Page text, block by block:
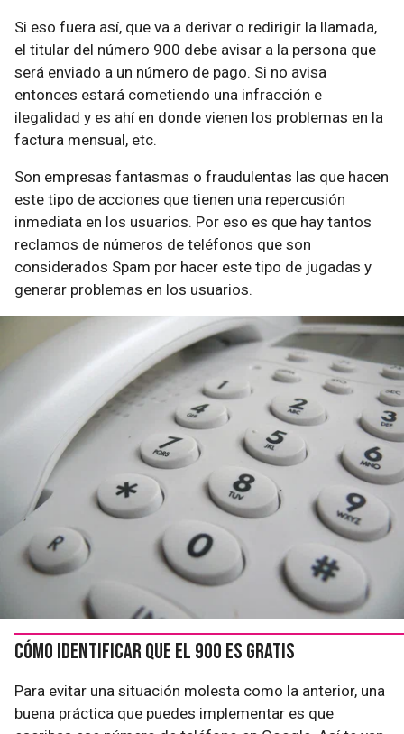
Si eso fuera así, que va a derivar o redirigir la llamada,
el titular del número 900 debe avisar a la persona que
será enviado a un número de pago. Si no avisa
entonces estará cometiendo una infracción e
ilegalidad y es ahí en donde vienen los problemas en la
factura mensual, etc.
Son empresas fantasmas o fraudulentas las que hacen
este tipo de acciones que tienen una repercusión
inmediata en los usuarios. Por eso es que hay tantos
reclamos de números de teléfonos que son
considerados Spam por hacer este tipo de jugadas y
generar problemas en los usuarios.
Cómo identificar que el 900 es gratis
Para evitar una situación molesta como la anterior, una
buena práctica que puedes implementar es que